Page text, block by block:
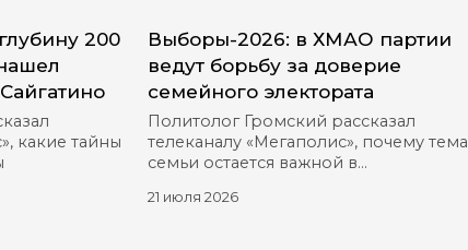
200
какие тайны
Выборы-2026: в ХМАО партии
ведут борьбу за доверие
семейного электората
Политолог Громский рассказал
телеканалу «Мегаполис», почему тема
семьи остается важной в
21 июля 2026